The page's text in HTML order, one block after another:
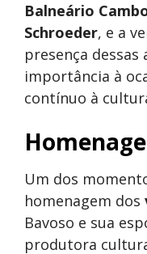
Balneário
Schroeder, e a
presença
importância à
contínuo à
Um dos
homenagem dos
Bavoso e sua
produtora